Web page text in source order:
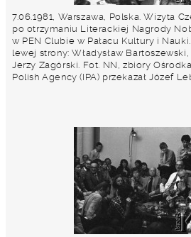
7.06.1981, Warszawa, Polska. Wizyta
po otrzymaniu Literackiej Nagrody
w PEN Clubie w Pałacu Kultury i
lewej strony: Władysław Bartoszewski,
Jerzy Zagórski. Fot. NN, zbiory
Polish Agency (IPA) przekazał Józef